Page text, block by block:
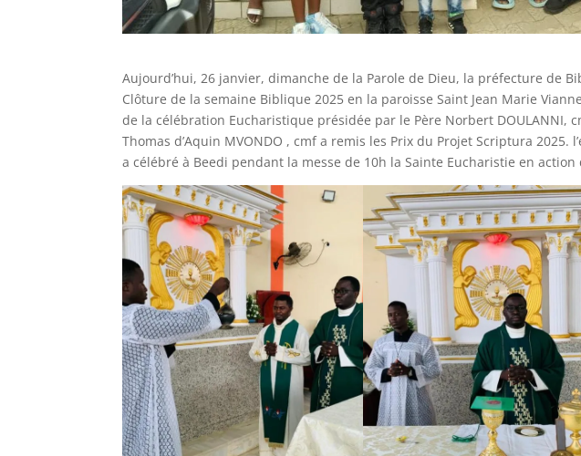
Aujourd’hui, 26 janvier, dimanche de la Parole de Dieu, la préfecture de
Clôture de la semaine Biblique 2025 en la paroisse Saint Jean Marie
de la célébration Eucharistique présidée par le Père Norbert DOULANNI,
Thomas d’Aquin MVONDO , cmf a remis les Prix du Projet Scriptura
a célébré à Beedi pendant la messe de 10h la Sainte Eucharistie en action